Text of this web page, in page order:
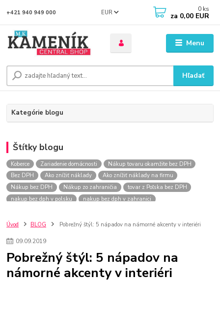
Menu
EUR
Hľadať
+421 940 949 000 0 ks
za 0,00 EUR
Kategórie blogu
Štítky blogu
Koberce Zariadenie domácnosti
Nákup tovaru okamžite bez DPH
Bez DPH
Ako znížiť náklady
Ako znížiť náklady na firmu
Nákup bez DPH
Nákup zo zahraničia
tovar z Poľska bez DPH
nakup bez dph v polsku
nakup bez dph v zahranici
nakupovanie na firmu bez dph
szco nakup bez dph
doplnky
zlaté doplnky
Drezové batérie
Umyvadlové batérie
Kuchynské batérie
Drez so zásuvko
Drezy Kuchynské drezy
Plyšové koberce
Úvod BLOG Pobrežný štýl: 5 nápadov na námorné akcenty v interiéri
09.09.2019
Pobrežný štýl: 5 nápadov na
námorné akcenty v interiéri